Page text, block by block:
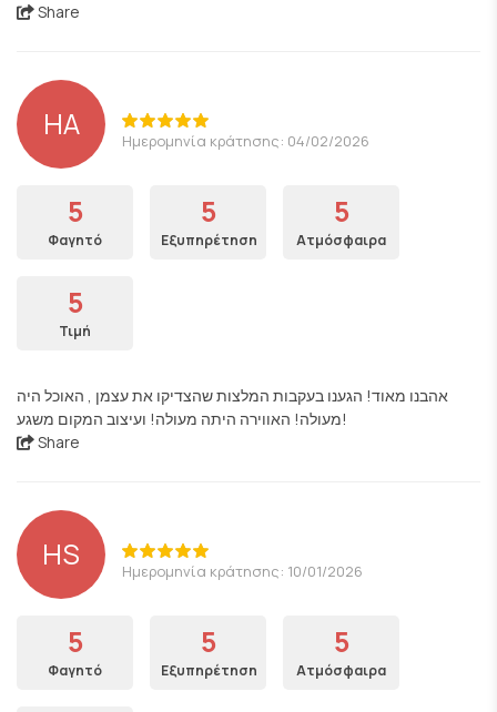
Share
HA Ημερομηνία κράτησης: 04/02/2026
5
Φαγητό
5
Εξυπηρέτηση
5
Ατμόσφαιρα
5
Τιμή
אהבנו מאוד! הגענו בעקבות המלצות שהצדיקו את עצמן , האוכל היה
מעולה! האווירה היתה מעולה! ועיצוב המקום משגע!
Share
HS Ημερομηνία κράτησης: 10/01/2026
5
Φαγητό
5
Εξυπηρέτηση
5
Ατμόσφαιρα